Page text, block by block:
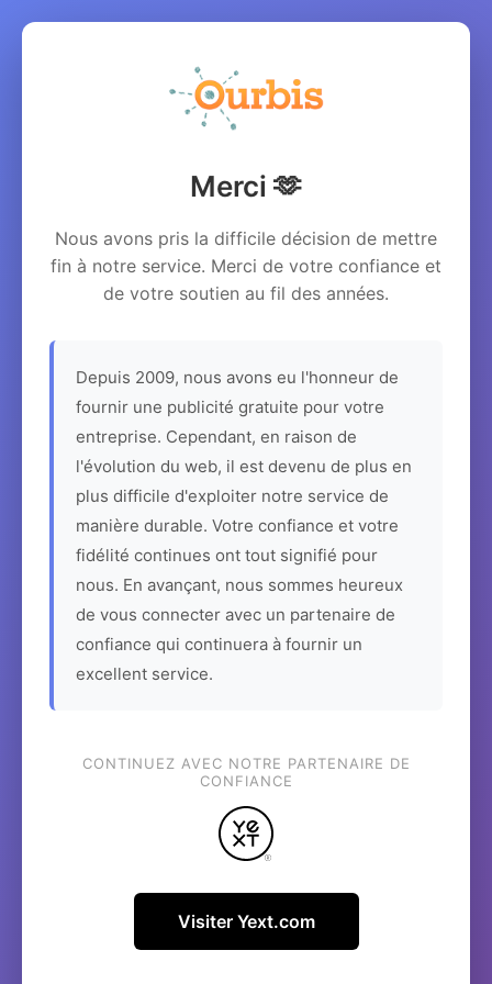
Merci 🫶
Nous avons pris la difficile décision de mettre
fin à notre service. Merci de votre confiance et
de votre soutien au fil des années.
Depuis 2009, nous avons eu l'honneur de
fournir une publicité gratuite pour votre
entreprise. Cependant, en raison de
l'évolution du web, il est devenu de plus en
plus difficile d'exploiter notre service de
manière durable. Votre confiance et votre
fidélité continues ont tout signifié pour
nous. En avançant, nous sommes heureux
de vous connecter avec un partenaire de
confiance qui continuera à fournir un
excellent service.
CONTINUEZ AVEC NOTRE PARTENAIRE DE
CONFIANCE
Visiter Yext.com